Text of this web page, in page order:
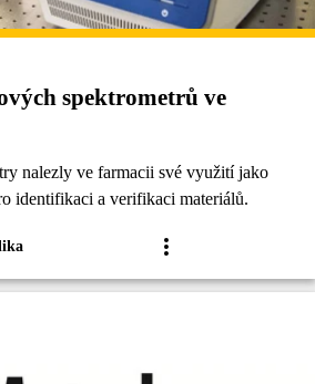
spektrometrů ve
nalezly ve farmacii své využití jako
identifikaci a verifikaci materiálů.